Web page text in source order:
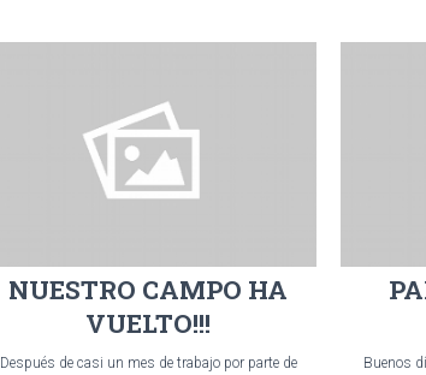
NUESTRO CAMPO HA
VUELTO!!!
Después de casi un mes de trabajo por parte de
Buenos